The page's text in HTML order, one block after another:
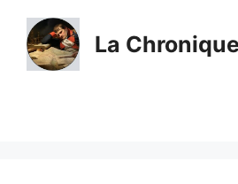
contenu
La